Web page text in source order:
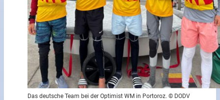
Das deutsche Team bei der Optimist WM in Portoroz. © DODV